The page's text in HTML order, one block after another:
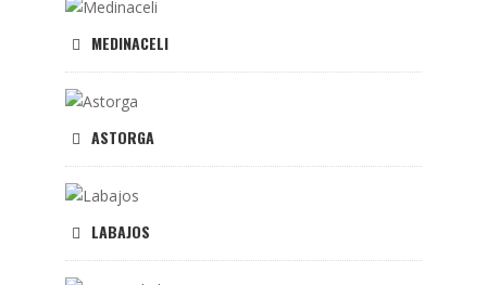
MEDINACELI
ASTORGA
LABAJOS